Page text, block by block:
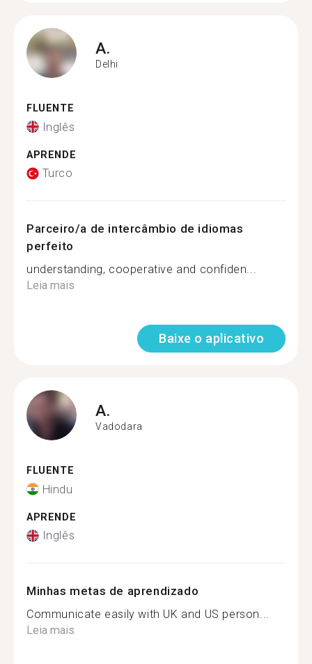
A.
Delhi
FLUENTE
Inglês
APRENDE
Turco
Parceiro/a de intercâmbio de idiomas
perfeito
understanding, cooperative and confiden...
Leia mais
Baixe o aplicativo
A.
Vadodara
FLUENTE
Hindu
APRENDE
Inglês
Minhas metas de aprendizado
Communicate easily with UK and US person...
Leia mais